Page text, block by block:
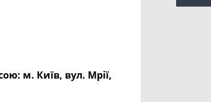
м. Київ, вул. Мрії,